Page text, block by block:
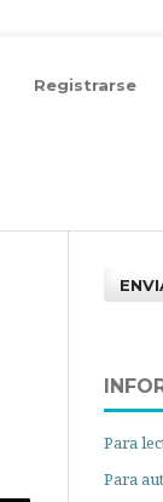
Registrarse
Para
Para